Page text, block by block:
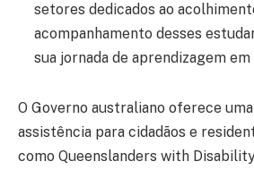
setores dedicados ao
acompanhamento desses
sua jornada de aprendizagem em
O Governo australiano oferece
assistência para cidadãos e
como Queenslanders with